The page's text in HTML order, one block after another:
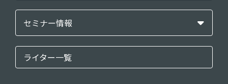
セミナー情報
ライター一覧